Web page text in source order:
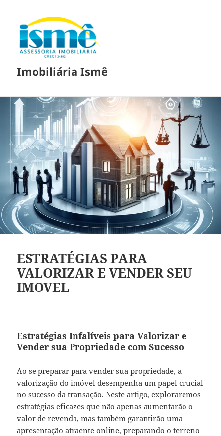
Imobiliária Ismê
ESTRATÉGIAS PARA
VALORIZAR E VENDER SEU
IMOVEL
Estratégias Infalíveis para Valorizar e
Vender sua Propriedade com Sucesso
Ao se preparar para vender sua propriedade, a
valorização do imóvel desempenha um papel crucial
no sucesso da transação. Neste artigo, exploraremos
estratégias eficazes que não apenas aumentarão o
valor de revenda, mas também garantirão uma
apresentação atraente online, preparando o terreno